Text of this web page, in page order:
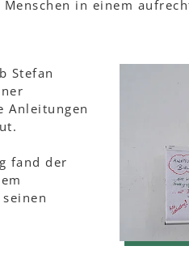
Menschen in einem
Stefan
Anleitungen
fand der